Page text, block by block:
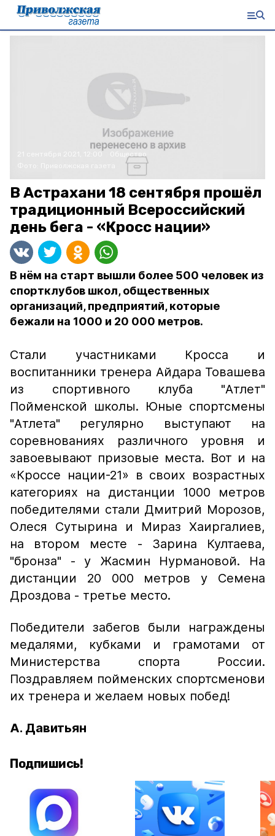
Общество
В Астрахани 18 сентября прошёл
традиционный Всероссийский
день бега - «Кросс нации»
В нём на старт вышли более 500 человек из
спортклубов школ, общественных
организаций, предприятий, которые
бежали на 1000 и 20 000 метров.
Стали участниками Кросса и
воспитанники тренера Айдара Товашева
из спортивного клуба "Атлет"
Пойменской школы. Юные спортсмены
"Атлета" регулярно выступают на
соревнованиях различного уровня и
завоевывают призовые места. Вот и на
«Кроссе нации-21» в своих возрастных
категориях на дистанции 1000 метров
победителями стали Дмитрий Морозов,
Олеся Сутырина и Мираз Хаиргалиев,
на втором месте - Зарина Култаева,
"бронза" - у Жасмин Нурмановой. На
дистанции 20 000 метров у Семена
Дроздова - третье место.
Победители забегов были награждены
медалями, кубками и грамотами от
Министерства спорта России.
Поздравляем пойменских спортсменови
их тренера и желаем новых побед!
А. Давитьян
Подпишись!